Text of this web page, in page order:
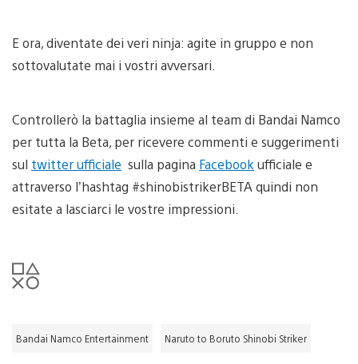
E ora, diventate dei veri ninja: agite in gruppo e non
sottovalutate mai i vostri avversari.
Controllerò la battaglia insieme al team di Bandai Namco
per tutta la Beta, per ricevere commenti e suggerimenti
sul twitter ufficiale sulla pagina Facebook ufficiale e
attraverso l’hashtag #shinobistrikerBETA quindi non
esitate a lasciarci le vostre impressioni.
Bandai Namco Entertainment Naruto to Boruto Shinobi Striker